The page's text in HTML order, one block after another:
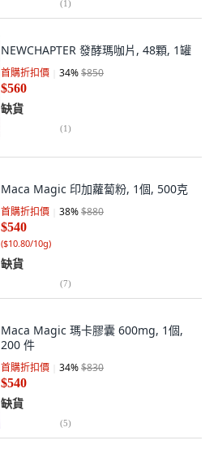
(1)
NEWCHAPTER 發酵瑪咖片, 48顆, 1罐
首購折扣價 34%$850
$560
缺貨
(1)
Maca Magic 印加蘿蔔粉, 1個, 500克
首購折扣價 38%$880
$540
($10.80/10g)
缺貨
(7)
Maca Magic 瑪卡膠囊 600mg, 1個,
200 件
首購折扣價 34%$830
$540
缺貨
(5)